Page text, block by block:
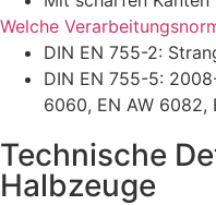
Welche
DIN EN 755-2:
DIN EN 755-5:
6060, EN AW 6082,
Technische
Halbzeuge